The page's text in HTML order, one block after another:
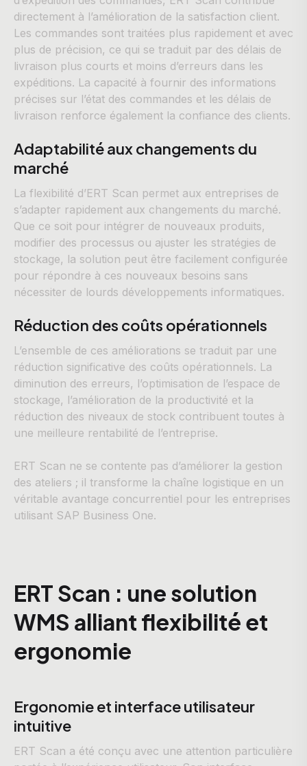
directement à l’amélioration de la satisfaction client.
Les commandes sont traitées plus rapidement et avec
plus de précision, ce qui se traduit par des délais de
livraison plus courts et moins d’erreurs dans les
expéditions. La capacité à fournir des informations
précises sur l’état des commandes et les délais de
livraison renforce également la confiance des clients.
Adaptabilité aux changements du
marché
La flexibilité d’ERT Scan permet aux entreprises de
s’adapter rapidement aux changements du marché.
Que ce soit pour intégrer de nouveaux produits,
modifier des processus ou ajuster les stratégies de
stockage, la solution peut être facilement configurée
pour répondre à ces nouveaux besoins sans
nécessiter de lourds développements informatiques.
Réduction des coûts opérationnels
L’ensemble de ces améliorations se traduit par une
réduction significative des coûts opérationnels. La
diminution des erreurs, l’optimisation de l’espace de
stockage, l’amélioration de la productivité et la
réduction des niveaux de stock contribuent toutes à
une meilleure rentabilité de l’entreprise.
ERT Scan ne se contente pas d’améliorer la gestion
des ateliers ; il transforme la chaîne logistique en un
véritable avantage concurrentiel pour les entreprises
utilisant SAP Business One.
ERT Scan : une solution
WMS alliant flexibilité et
ergonomie
Ergonomie et interface utilisateur
intuitive
ERT Scan a été conçu avec une attention particulière